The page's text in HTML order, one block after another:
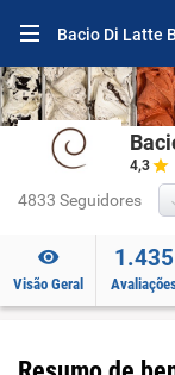
Bacio Di Latte
4,3
4833 Seguidores
Visão Geral
1.435